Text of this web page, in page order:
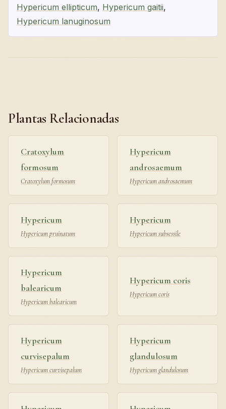
Hypericum ellipticum, Hypericum gaitii,
Hypericum lanuginosum
Plantas Relacionadas
Cratoxylum
formosum
Cratoxylum formosum
Hypericum
androsaemum
Hypericum androsaemum
Hypericum
Hypericum pruinatum
Hypericum
Hypericum subsessile
Hypericum
balearicum
Hypericum balearicum
Hypericum coris
Hypericum coris
Hypericum
curvisepalum
Hypericum curvisepalum
Hypericum
glandulosum
Hypericum glandulosum